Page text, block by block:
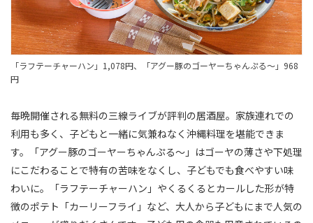
「ラフテーチャーハン」1,078円、「アグー豚のゴーヤーちゃんぷる〜」968
円
毎晩開催される無料の三線ライブが評判の居酒屋。家族連れでの
利用も多く、子どもと一緒に気兼ねなく沖縄料理を堪能できま
す。「アグー豚のゴーヤーちゃんぷる〜」はゴーヤの薄さや下処理
にこだわることで特有の苦味をなくし、子どもでも食べやすい味
わいに。「ラフテーチャーハン」やくるくるとカールした形が特
徴のポテト「カーリーフライ」など、大人から子どもにまで人気の